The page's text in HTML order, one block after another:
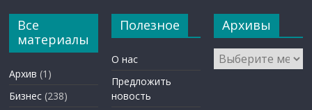
Все
материалы
Архив (1)
Бизнес (238)
Полезное
О нас
Предложить
новость
Архивы
Архивы